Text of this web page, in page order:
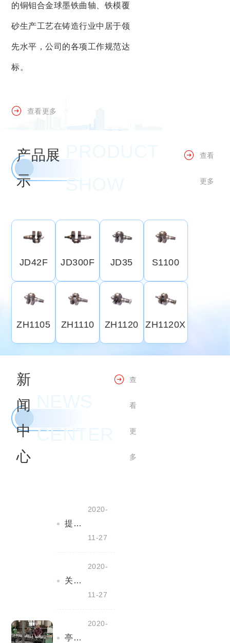
的铜钼合金球墨铁曲轴、铁模覆
砂生产工艺在铸造行业中居于领
先水平，公司的各项工作规范达
标。
查看更多
产品展
示
SHOW
查看
更多
JD42F JD300F JD35 S1100
ZH1105 ZH1110 ZH1120 ZH1120X
新
闻
中
心
CENTER
查
看
更
多
提产能、保定单--我们再奋斗
2020-
11-27
关心关爱职工--我们在行动
2020-
11-27
亭湖区应急管理局领导来我公司检查指导安全管理工作
2020-